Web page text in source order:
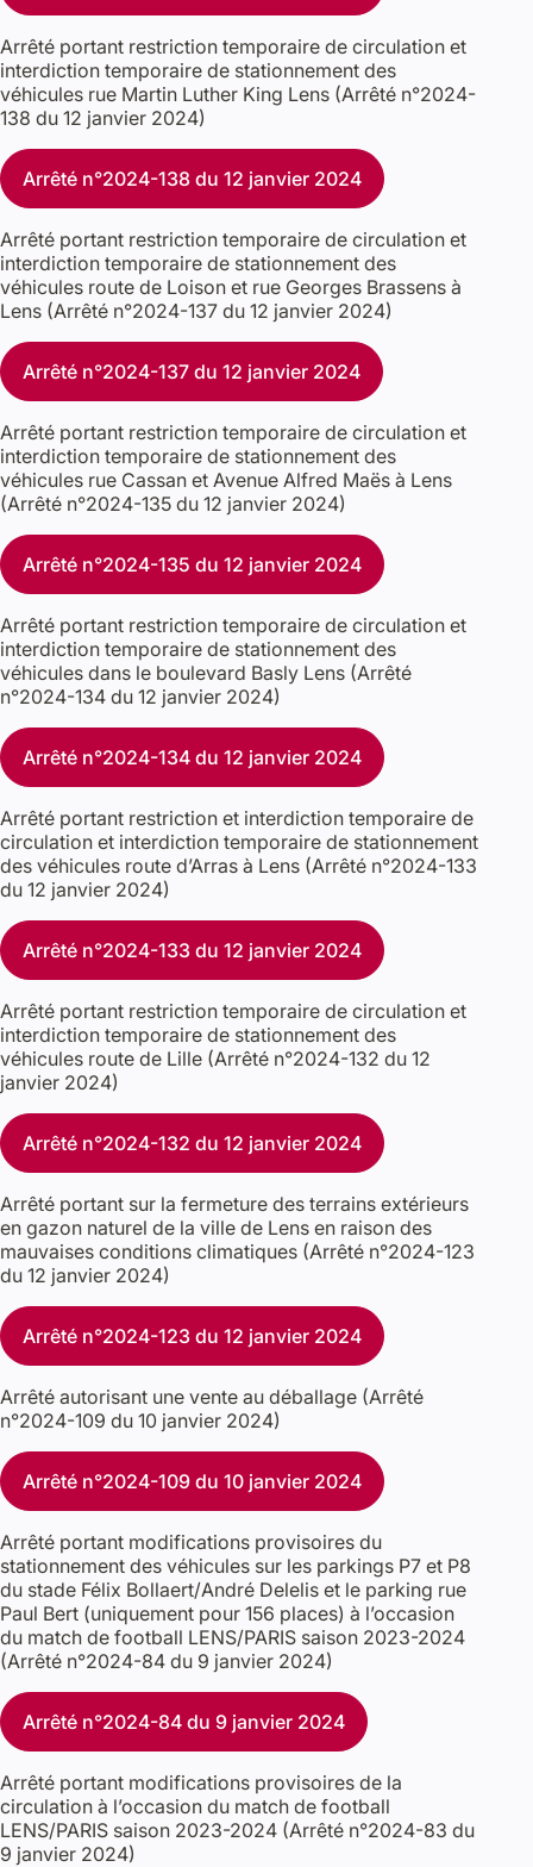
Arrêté portant restriction temporaire de circulation et
interdiction temporaire de stationnement des
véhicules rue Martin Luther King Lens (Arrêté n°2024-
138 du 12 janvier 2024)
Arrêté n°2024-138 du 12 janvier 2024
Arrêté portant restriction temporaire de circulation et
interdiction temporaire de stationnement des
véhicules route de Loison et rue Georges Brassens à
Lens (Arrêté n°2024-137 du 12 janvier 2024)
Arrêté n°2024-137 du 12 janvier 2024
Arrêté portant restriction temporaire de circulation et
interdiction temporaire de stationnement des
véhicules rue Cassan et Avenue Alfred Maës à Lens
(Arrêté n°2024-135 du 12 janvier 2024)
Arrêté n°2024-135 du 12 janvier 2024
Arrêté portant restriction temporaire de circulation et
interdiction temporaire de stationnement des
véhicules dans le boulevard Basly Lens (Arrêté
n°2024-134 du 12 janvier 2024)
Arrêté n°2024-134 du 12 janvier 2024
Arrêté portant restriction et interdiction temporaire de
circulation et interdiction temporaire de stationnement
des véhicules route d’Arras à Lens (Arrêté n°2024-133
du 12 janvier 2024)
Arrêté n°2024-133 du 12 janvier 2024
Arrêté portant restriction temporaire de circulation et
interdiction temporaire de stationnement des
véhicules route de Lille (Arrêté n°2024-132 du 12
janvier 2024)
Arrêté n°2024-132 du 12 janvier 2024
Arrêté portant sur la fermeture des terrains extérieurs
en gazon naturel de la ville de Lens en raison des
mauvaises conditions climatiques (Arrêté n°2024-123
du 12 janvier 2024)
Arrêté n°2024-123 du 12 janvier 2024
Arrêté autorisant une vente au déballage (Arrêté
n°2024-109 du 10 janvier 2024)
Arrêté n°2024-109 du 10 janvier 2024
Arrêté portant modifications provisoires du
stationnement des véhicules sur les parkings P7 et P8
du stade Félix Bollaert/André Delelis et le parking rue
Paul Bert (uniquement pour 156 places) à l’occasion
du match de football LENS/PARIS saison 2023-2024
(Arrêté n°2024-84 du 9 janvier 2024)
Arrêté n°2024-84 du 9 janvier 2024
Arrêté portant modifications provisoires de la
circulation à l’occasion du match de football
LENS/PARIS saison 2023-2024 (Arrêté n°2024-83 du
9 janvier 2024)